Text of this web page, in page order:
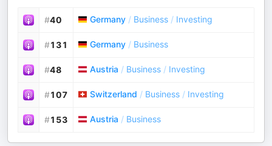
#40 Germany / Business / Investing
#131 Germany / Business
#48 Austria / Business / Investing
#107 Switzerland / Business / Investing
#153 Austria / Business